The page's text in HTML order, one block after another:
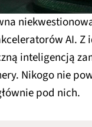
AI. Z
inteligencją
Nikogo nie
pod nich.